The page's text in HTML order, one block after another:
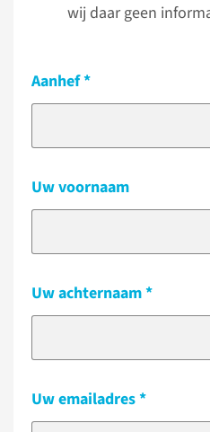
wij daar geen
Aanhef
Uw voornaam
Uw achternaam
Uw emailadres